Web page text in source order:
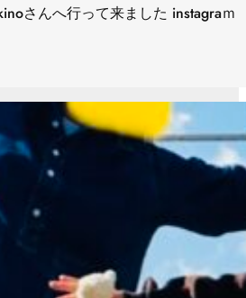
さんへ行って来ました instagra